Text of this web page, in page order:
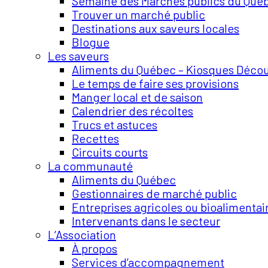
Trouver un marché public
Destinations aux saveurs locales
Blogue
Les saveurs
Aliments du Québec – Kiosques
Le temps de faire ses provisions
Manger local et de saison
Calendrier des récoltes
Trucs et astuces
Recettes
Circuits courts
La communauté
Aliments du Québec
Gestionnaires de marché public
Entreprises agricoles ou
Intervenants dans le secteur
L’Association
À propos
Services d’accompagnement